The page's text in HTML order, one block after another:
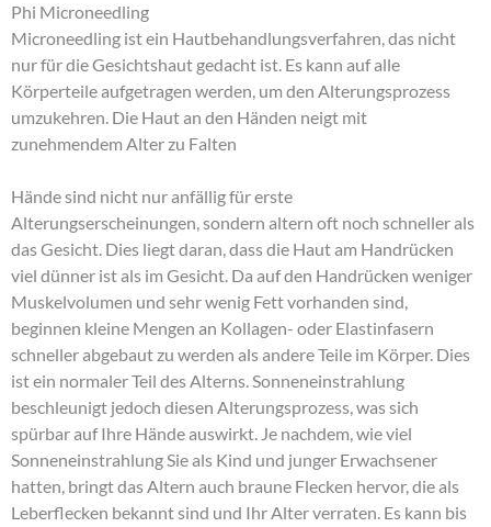
Phi Microneedling
Microneedling ist ein Hautbehandlungsverfahren, das nicht
nur für die Gesichtshaut gedacht ist. Es kann auf alle
Körperteile aufgetragen werden, um den Alterungsprozess
umzukehren. Die Haut an den Händen neigt mit
zunehmendem Alter zu Falten
Hände sind nicht nur anfällig für erste
Alterungserscheinungen, sondern altern oft noch schneller als
das Gesicht. Dies liegt daran, dass die Haut am Handrücken
viel dünner ist als im Gesicht. Da auf den Handrücken weniger
Muskelvolumen und sehr wenig Fett vorhanden sind,
beginnen kleine Mengen an Kollagen- oder Elastinfasern
schneller abgebaut zu werden als andere Teile im Körper. Dies
ist ein normaler Teil des Alterns. Sonneneinstrahlung
beschleunigt jedoch diesen Alterungsprozess, was sich
spürbar auf Ihre Hände auswirkt. Je nachdem, wie viel
Sonneneinstrahlung Sie als Kind und junger Erwachsener
hatten, bringt das Altern auch braune Flecken hervor, die als
Leberflecken bekannt sind und Ihr Alter verraten. Es kann bis